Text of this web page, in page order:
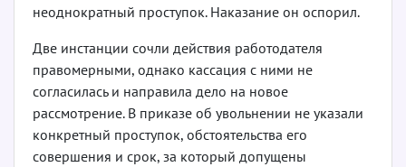
неоднократный проступок. Наказание он оспорил.
Две инстанции сочли действия работодателя
правомерными, однако кассация с ними не
согласилась и направила дело на новое
рассмотрение. В приказе об увольнении не указали
конкретный проступок, обстоятельства его
совершения и срок, за который допущены